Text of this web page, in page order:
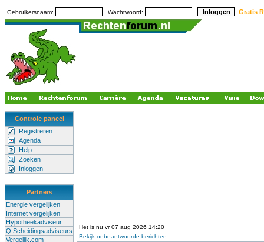
Gebruikersnaam: Wachtwoord: Gratis
Controle paneel
Registreren
Agenda
Help
Zoeken
Inloggen
Partners
Energie vergelijken
Internet vergelijken
Hypotheekadviseur
Q Scheidingsadviseurs
Vergelijk.com
Het is nu vr 07 aug 2026 14:20
Bekijk onbeantwoorde berichten